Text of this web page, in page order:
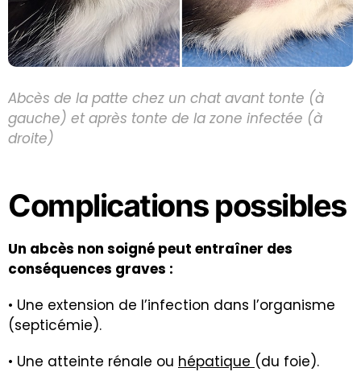
Abcès de la patte chez un chat avant tonte (à
gauche) et après tonte de la zone infectée (à
droite)
Complications possibles
Un abcès non soigné peut entraîner des
conséquences graves :
• Une extension de l’infection dans l’organisme
(septicémie).
• Une atteinte rénale ou hépatique (du foie).